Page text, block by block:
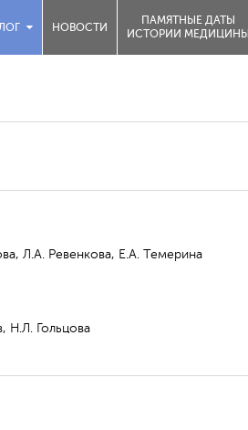
НОВОСТИ
ПАМЯТНЫЕ ДАТЫ
ИСТОРИИ МЕДИЦИНЫ
Л.А. Ревенкова, Е.А. Темерина
Н.Л. Гольцова